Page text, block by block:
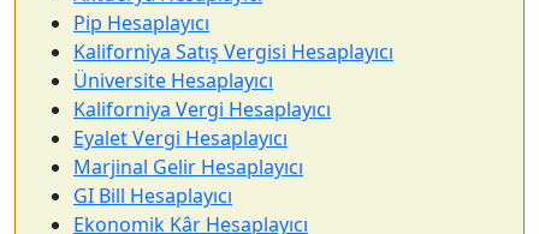
Pip Hesaplayıcı
Kaliforniya Satış Vergisi Hesaplayıcı
Üniversite Hesaplayıcı
Kaliforniya Vergi Hesaplayıcı
Eyalet Vergi Hesaplayıcı
Marjinal Gelir Hesaplayıcı
GI Bill Hesaplayıcı
Ekonomik Kâr Hesaplayıcı